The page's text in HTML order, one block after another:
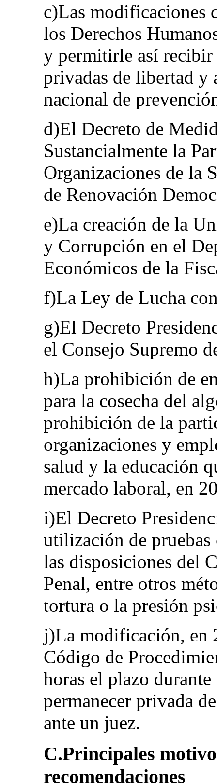
c)Las modificaciones
los Derechos
y permitirle así recibir
privadas de libertad y
nacional de
d)El Decreto de
Sustancialmente la
Organizaciones de la
de Renovación
e)La creación de la
y Corrupción en el
Económicos de la
f)La Ley de Lucha
g)El Decreto
el Consejo Supremo
h)La prohibición de
para la cosecha del
prohibición de la
organizaciones y
salud y la educación
mercado laboral, en
i)El Decreto
utilización de
las disposiciones del
Penal, entre otros
tortura o la presión
j)La modificación, en
Código de
horas el plazo
permanecer privada
ante un juez.
C.Principales
recomendaciones